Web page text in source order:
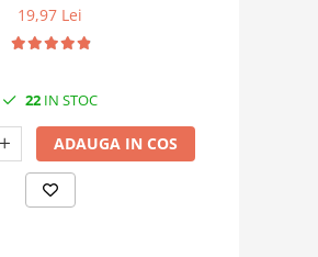
19,97 Lei
22 IN STOC
ADAUGA IN COS